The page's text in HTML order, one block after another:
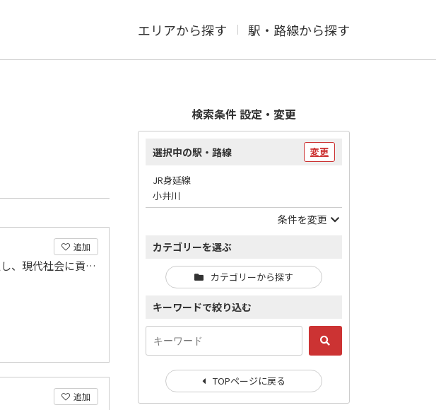
エリアから探す 駅・路線から探す
追加
様々な企画製品や駐車場システムの開発設計を通し、現代社会に貢献いたします
追加
検索条件 設定・変更
選択中の駅・路線 変更
JR身延線
小井川
条件を変更
カテゴリーを選ぶ
カテゴリーから探す
キーワードで絞り込む
TOPページに戻る